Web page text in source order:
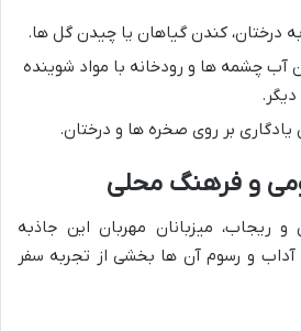
درختان، کندن گیاهان یا چیدن گل ها.
آب چشمه ها و رودخانه با مواد شوینده
بر روی صخره ها و درختان.
و فرهنگ محلی
ریجاب، میزبانان مهربان این جاذبه
و رسوم آن ها بخشی از تجربه سفر